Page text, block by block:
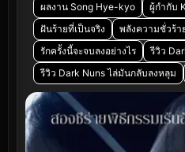
ผลงาน Song Hye-kyo
ผู้กำกับ
ฝันร้ายที่เป็นจริง
พลังความชั่วร้า
รักครั้งนี้จะจบลงอย่างไร
รีวิว
รีวิว Dark Nuns ไล่มันกลับลงหลุม